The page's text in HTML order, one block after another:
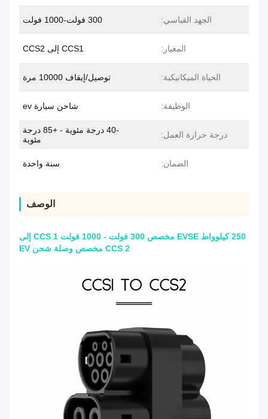
الجهد القياسي: 300 فولت-1000 فولت
المعيار: CCS1 إلى CCS2
الحياة الميكانيكية: توصيل/إيقاف 10000 مرة
الوظيفة: شاحن سيارة ev
درجة حرارة العمل:
-40 درجة مئوية - +85 درجة
مئوية
الضمان: سنة واحدة
الوصف
250 كيلوواط EVSE مخصص 300 فولت - 1000 فولت CCS 1 إلى
CCS 2 مخصص وصلة شحن EV